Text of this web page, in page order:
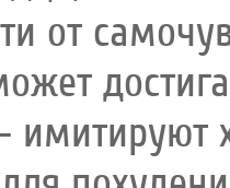
от
имитируют